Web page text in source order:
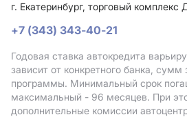
г. Екатеринбург, торговый комплекс
+7 (343) 343-40-21
Годовая ставка автокредита
зависит от конкретного банка, сумм
программы. Минимальный срок
максимальный - 96 месяцев. При
дополнительные комиссии